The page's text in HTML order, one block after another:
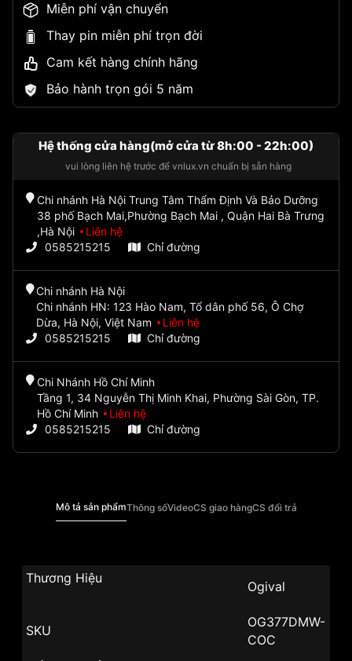
Miễn phí vận chuyển
Thay pin miễn phí trọn đời
Cam kết hàng chính hãng
Bảo hành trọn gói 5 năm
Hệ thống cửa hàng(mở cửa từ 8h:00 - 22h:00)
vui lòng liên hệ trước để vnlux.vn chuẩn bị sẵn hàng
Chi nhánh Hà Nội Trung Tâm Thẩm Định Và Bảo Dưỡng
38 phố Bạch Mai,Phường Bạch Mai , Quận Hai Bà Trưng
,Hà Nội
Liên hệ
0585215215
Chỉ đường
Chi nhánh Hà Nội
Chi nhánh HN: 123 Hào Nam, Tổ dân phố 56, Ô Chợ
Dừa, Hà Nội, Việt Nam
Liên hệ
0585215215
Chỉ đường
Chi Nhánh Hồ Chí Minh
Tầng 1, 34 Nguyễn Thị Minh Khai, Phường Sài Gòn, TP.
Hồ Chí Minh
Liên hệ
0585215215
Chỉ đường
Mô tả sản phẩmThông sốVideoCS giao hàngCS đổi trả
Thương Hiệu
Ogival
SKU
OG377DMW-
COC